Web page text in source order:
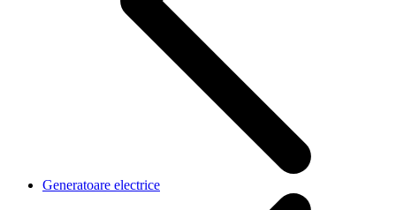
Generatoare electrice